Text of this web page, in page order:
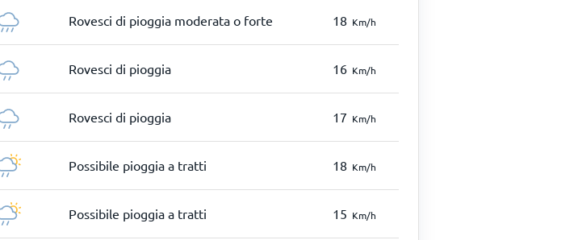
Rovesci di pioggia moderata o forte 18 Km/h
Rovesci di pioggia 16 Km/h
Rovesci di pioggia 17 Km/h
Possibile pioggia a tratti 18 Km/h
Possibile pioggia a tratti 15 Km/h